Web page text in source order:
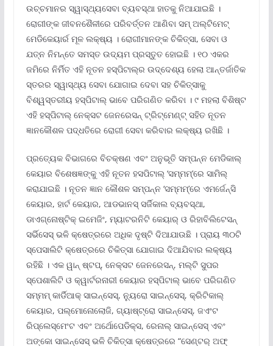
ଉଚ୍ଚମାନର ସ୍ୱାସ୍ଥ୍ୟସେବା ବ୍ୟବସ୍ଥା ହାତକୁ ନିଆଯାଇଛି ।
ରୋଗୀଙ୍କ ଜୀବନଶୈଳୀରେ ପରିବର୍ତ୍ତନ ଆଣିବା ସମ୍ ଅଲ୍ଟିମେଟ୍
ମେଡିକେୟାର୍ର ମୂଳ ଲକ୍ଷ୍ୟ । ରୋଗୀମାନଙ୍କ ଚିକିତ୍ସା, ସେବା ଓ
ଯତ୍ନ ନିମନ୍ତେ ସମସ୍ତ ଉଦ୍ୟମ ପ୍ରସ୍ତୁତ ହୋଇଛି । ୧୦ ଏକର
ଜମିରେ ନିର୍ମିତ ଏହି ନୂତନ ହସ୍ପିଟାଲ୍ର ଉଦ୍ଦେଶ୍ୟ ହେଲା ଆନ୍ତର୍ଜାତିକ
ସ୍ତରର ସ୍ୱାସ୍ଥ୍ୟ ସେବା ଯୋଗାଇ ଦେବା ସହ ଚିକିତ୍ସାକୁ
ବିଶ୍ୱସ୍ତରୀୟ ହସ୍ପିଟାଲ୍ ଭାବେ ପରିଗଣିତ କରିବା । ୯ ମହଲା ବିଶିଷ୍ଟ
ଏହି ହସ୍ପିଟାଲ୍ ନେକ୍ସଟ ଜେନରେସନ୍ ଟ୍ରିଟ୍‌ମେଣ୍ଟ୍ ସହିତ ନୂତନ
ଜ୍ଞାନକୌଶଳ ପଦ୍ଧତିରେ ରୋଗୀ ସେବା କରିବାର ଲକ୍ଷ୍ୟ ରଖିଛି ।
ପ୍ରତ୍ୟେକ ବିଭାଗରେ ବିଚକ୍ଷଣ ଏବଂ ଅନୁଭୂତି ସମ୍ପନ୍ନ ମେଡିକାଲ୍
କେୟାର ବିଶେଷଜ୍ଞଙ୍କୁ ଏହି ନୂତନ ହସପିଟାଲ୍ ‘ସମ୍ମମ୍’ରେ ସାମିଲ୍
କରାଯାଇଛି । ନୂତନ ଜ୍ଞାନ କୌଶଳ ସମ୍ପନ୍ନ ‘ସମ୍ମମ୍’ରେ ଏମର୍ଜେନ୍ସି
କେୟାର, ହାର୍ଟ କେୟାର, ଆଡଭାନସ୍ ସର୍ଜିକାଲ ବ୍ୟବସ୍ଥା,
ଡାଏଗ୍ନୋଷ୍ଟିକ୍ ଇମେଜିଂ, ମ୍ୟାଟରନିଟି କେୟାର୍ ଓ ରିହାବିଲିଟେସନ୍
ସର୍ଭିସେସ୍ ଭଳି କ୍ଷେତ୍ରରେ ଅଧିକ ଦୃଷ୍ଟି ଦିଆଯାଉଛି । ପ୍ରାୟ ୩୦ଟି
ସ୍ପେସାଲିଟି କ୍ଷେତ୍ରରେ ଚିକିତ୍ସା ଯୋଗାଇ ଦିଆଯିବାର ଲକ୍ଷ୍ୟ
ରହିଛି । ଏକ ୱାନ୍ ଷ୍ଟପ୍, ନେକ୍ସଟ ଜେନରେସନ୍, ମଲ୍ଟି ସୁପର
ସ୍ପେଶାଲିଟି ଓ କ୍ୱାର୍ଟରନାରୀ କେୟାର ହସ୍ପିଟାଲ୍ ଭାବେ ପରିଗଣିତ
ସମ୍ମମ୍ କାର୍ଡିଆକ୍ ସାଇନ୍‌ସେସ୍, ନ୍ୟୁରୋ ସାଇନ୍ସେସ୍, କ୍ରିଟିକାଲ୍
କେୟାର, ପଲ୍‌ମୋନୋଲୋଜି, ଗ୍ୟାଷ୍ଟ୍ରୋ ସାଇନ୍‌ସେସ୍, ଜଏଂଟ
ରିପ୍ଲେସ୍‌ମେଂଟ ଏବଂ ଅର୍ଥୋପେଡିକ୍ସ, ରେନାଲ୍ ସାଇନ୍ସେସ୍ ଏବଂ
ଅଙ୍କୋ ସାଇନ୍ସେସ୍ ଭଳି ଚିକିତ୍ସା କ୍ଷେତ୍ରରେ “ସେଣ୍ଟର୍ ଅଫ୍